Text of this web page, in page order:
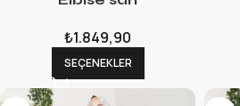
₺1.849,90
SEÇENEKLER